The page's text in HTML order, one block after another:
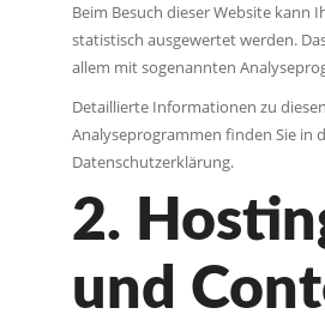
Beim Besuch dieser Website kann
statistisch ausgewertet werden.
allem mit sogenannten
Detaillierte Informationen zu diesen
Analyseprogrammen finden Sie in
Datenschutzerklärung.
2.
und